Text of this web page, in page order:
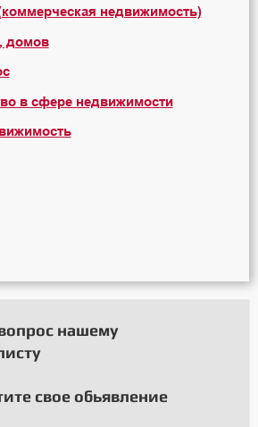
недвижимость)
домов
в сфере недвижимости
нашему
свое обьявление